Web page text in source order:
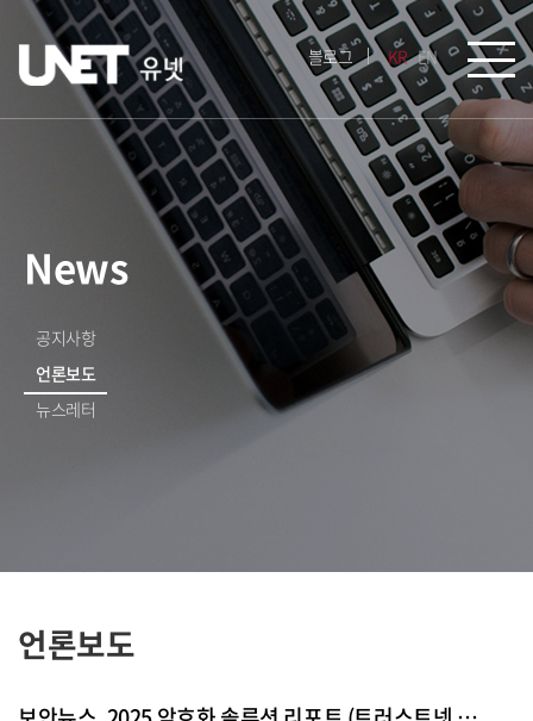
블로그 KR EN
News
공지사항
언론보도
뉴스레터
언론보도